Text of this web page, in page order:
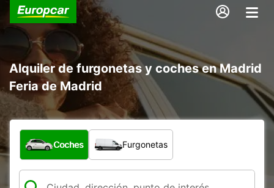
Alquiler de furgonetas y coches en Madrid
Feria de Madrid
¿Qué tipo de vehículo?
Coches Furgonetas